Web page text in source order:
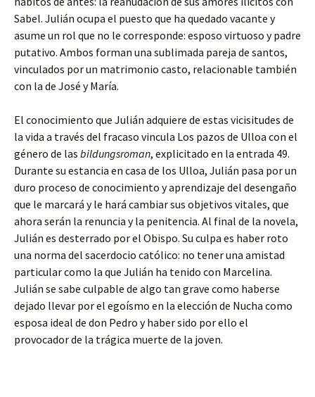
Sabel. Julián ocupa el puesto que ha quedado vacante y
asume un rol que no le corresponde: esposo virtuoso y padre
putativo. Ambos forman una sublimada pareja de santos,
vinculados por un matrimonio casto, relacionable también
con la de José y María.
El conocimiento que Julián adquiere de estas vicisitudes de
la vida a través del fracaso vincula Los pazos de Ulloa con el
género de las bildungsroman, explicitado en la entrada 49.
Durante su estancia en casa de los Ulloa, Julián pasa por un
duro proceso de conocimiento y aprendizaje del desengaño
que le marcará y le hará cambiar sus objetivos vitales, que
ahora serán la renuncia y la penitencia. Al final de la novela,
Julián es desterrado por el Obispo. Su culpa es haber roto
una norma del sacerdocio católico: no tener una amistad
particular como la que Julián ha tenido con Marcelina.
Julián se sabe culpable de algo tan grave como haberse
dejado llevar por el egoísmo en la elección de Nucha como
esposa ideal de don Pedro y haber sido por ello el
provocador de la trágica muerte de la joven.